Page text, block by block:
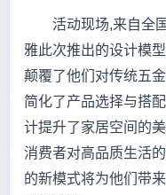
活动现场,来自全
雅此次推出的设计模
颠覆了他们对传统五
简化了产品选择与搭
计提升了家居空间的
消费者对高品质生活
的新模式将为他们带